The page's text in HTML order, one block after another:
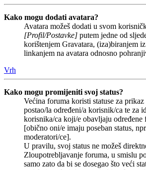
Kako mogu dodati avatara?
Avatara možeš dodati u svom
[Profil/Postavke] putem jedne od
korištenjem Gravatara, (iza)biranjem
linkanjem na avatara odnosno
Vrh
Kako mogu promijeniti svoj status?
Većina foruma koristi statuse za
postao/la određeni/a korisnik/ca te za
korisnika/ca koji/e obavljaju određene
[obično oni/e imaju poseban status,
moderatori/ce].
U pravilu, svoj status ne možeš
Zloupotrebljavanje foruma, u smislu
samo zato da bi se dosegao što veći